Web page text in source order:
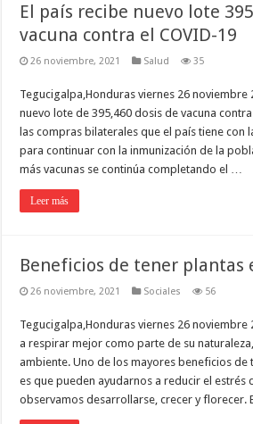
El país recibe nuevo lote
vacuna contra el COVID-19
26 noviembre, 2021 Salud 35
Tegucigalpa,Honduras viernes 26 noviembre
nuevo lote de 395,460 dosis de vacuna
las compras bilaterales que el país tiene con
para continuar con la inmunización de la
más vacunas se continúa completando el …
Leer más
Beneficios de tener plantas
26 noviembre, 2021 Sociales 56
Tegucigalpa,Honduras viernes 26 noviembre
a respirar mejor como parte de su
ambiente. Uno de los mayores beneficios de
es que pueden ayudarnos a reducir el estrés
observamos desarrollarse, crecer y florecer.